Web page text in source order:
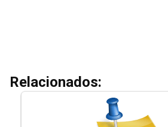
Relacionados: